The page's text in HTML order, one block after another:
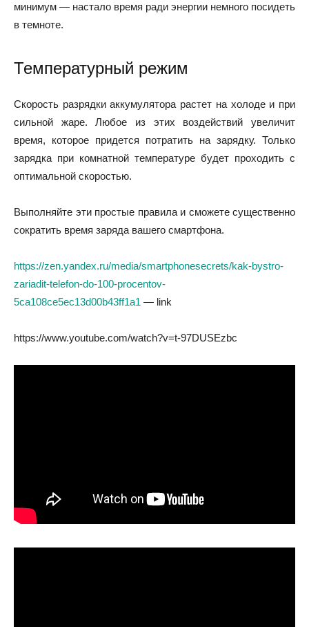
минимум — настало время ради энергии немного посидеть
в темноте.
Температурный режим
Скорость разрядки аккумулятора растет на холоде и при
сильной жаре. Любое из этих воздействий увеличит
время, которое придется потратить на зарядку. Только
зарядка при комнатной температуре будет проходить с
оптимальной скоростью.
Выполняйте эти простые правила и сможете существенно
сократить время заряда вашего смартфона.
https://zen.yandex.ru/media/smartphonesecrets/kak-bystro-
zariadit-telefon-do-100-procentov-
5ca108ce5ec13d00b43ff1a1 — link
https://www.youtube.com/watch?v=t-97DUSEzbc